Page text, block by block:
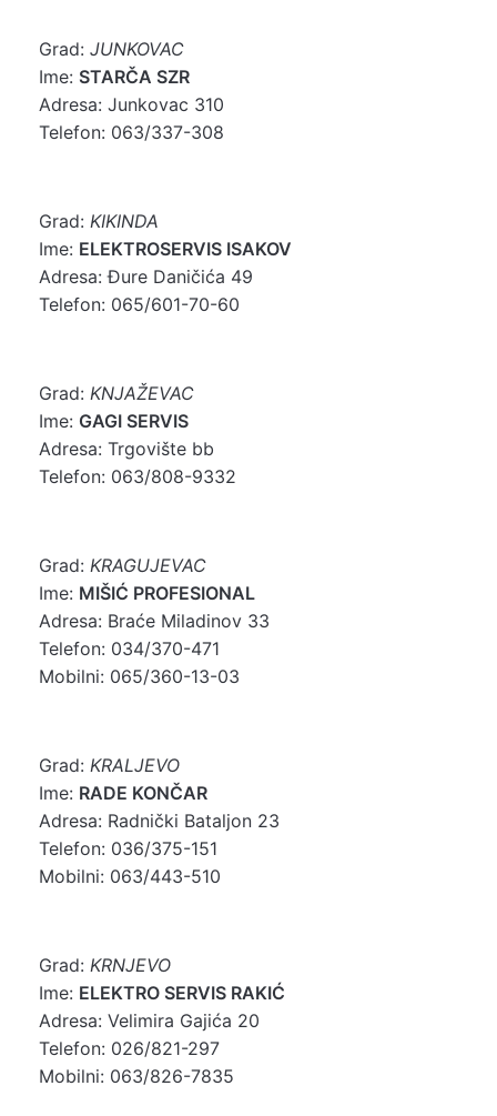
Grad: JUNKOVAC
Ime: STARČA SZR
Adresa: Junkovac 310
Telefon: 063/337-308
Grad: KIKINDA
Ime: ELEKTROSERVIS ISAKOV
Adresa: Đure Daničića 49
Telefon: 065/601-70-60
Grad: KNJAŽEVAC
Ime: GAGI SERVIS
Adresa: Trgovište bb
Telefon: 063/808-9332
Grad: KRAGUJEVAC
Ime: MIŠIĆ PROFESIONAL
Adresa: Braće Miladinov 33
Telefon: 034/370-471
Mobilni: 065/360-13-03
Grad: KRALJEVO
Ime: RADE KONČAR
Adresa: Radnički Bataljon 23
Telefon: 036/375-151
Mobilni: 063/443-510
Grad: KRNJEVO
Ime: ELEKTRO SERVIS RAKIĆ
Adresa: Velimira Gajića 20
Telefon: 026/821-297
Mobilni: 063/826-7835